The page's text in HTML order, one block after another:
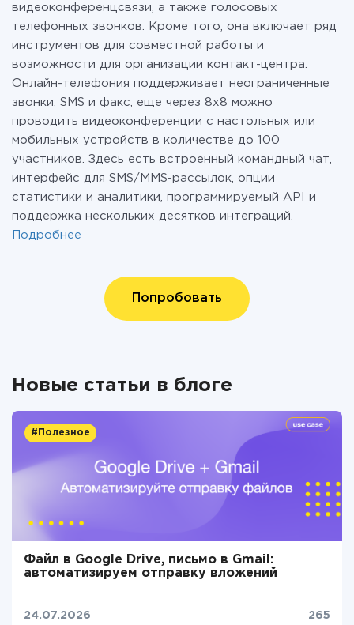
видеоконференцсвязи, а также голосовых
телефонных звонков. Кроме того, она включает ряд
инструментов для совместной работы и
возможности для организации контакт-центра.
Онлайн-телефония поддерживает неограниченные
звонки, SMS и факс, еще через 8х8 можно
проводить видеоконференции с настольных или
мобильных устройств в количестве до 100
участников. Здесь есть встроенный командный чат,
интерфейс для SMS/MMS-рассылок, опции
статистики и аналитики, программируемый API и
поддержка нескольких десятков интеграций.
Подробнее
Попробовать
Новые статьи в блоге
#Полезное
Файл в Google Drive, письмо в Gmail:
автоматизируем отправку вложений
24.07.2026 265